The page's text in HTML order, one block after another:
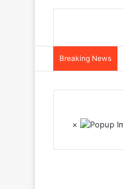
Breaking News
×